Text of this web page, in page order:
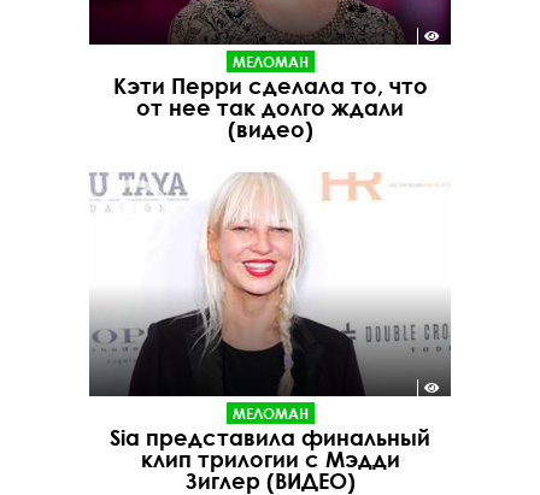
МЕЛОМАН
Кэти Перри сделала то, что
от нее так долго ждали
(видео)
МЕЛОМАН
Sia представила финальный
клип трилогии с Мэдди
Зиглер (ВИДЕО)